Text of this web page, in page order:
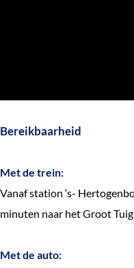
Bereikbaarheid
Met de trein:
Vanaf station ‘s-
minuten naar het Groot
Met de auto: